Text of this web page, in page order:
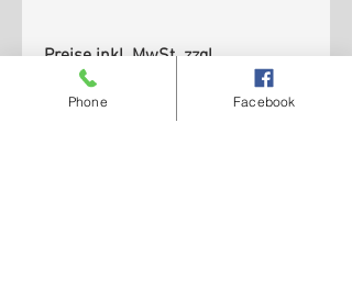
Preise inkl. MwSt. zzgl.
Versandkosten
Basecap schwarz, Print/ Stickerei in
Phone Facebook